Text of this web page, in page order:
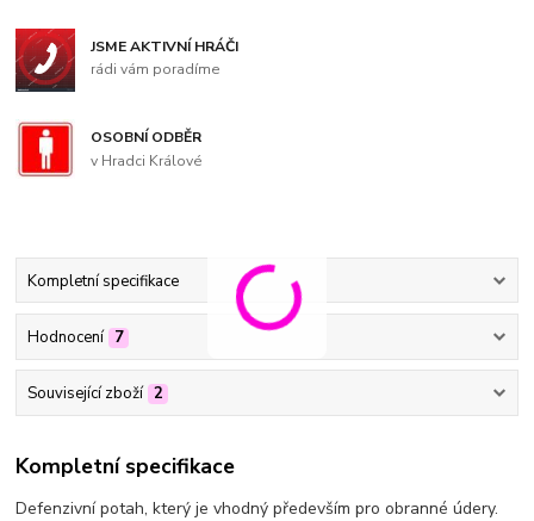
JSME AKTIVNÍ HRÁČI
rádi vám poradíme
OSOBNÍ ODBĚR
v Hradci Králové
Kompletní specifikace
Hodnocení 7
Související zboží 2
Kompletní specifikace
Defenzivní potah, který je vhodný především pro obranné údery.